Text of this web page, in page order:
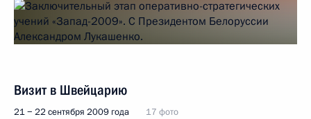
Визит в Швейцарию
21 − 22 сентября 2009 года 17 фото